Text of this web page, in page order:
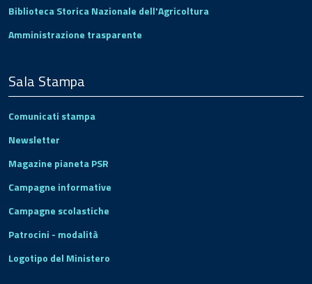
Biblioteca Storica Nazionale dell'Agricoltura
Amministrazione trasparente
Sala Stampa
Comunicati stampa
Newsletter
Magazine pianeta PSR
Campagne informative
Campagne scolastiche
Patrocini - modalità
Logotipo del Ministero